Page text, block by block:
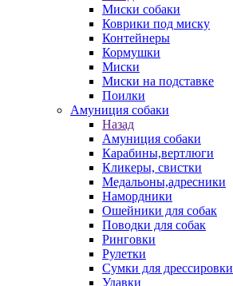
Миски собаки
Коврики под миску
Контейнеры
Кормушки
Миски
Миски на подставке
Поилки
Амуниция собаки
Назад
Амуниция собаки
Карабины,вертлюги
Кликеры, свистки
Медальоны,адресники
Намордники
Ошейники для собак
Поводки для собак
Ринговки
Рулетки
Сумки для дрессировки
Удавки